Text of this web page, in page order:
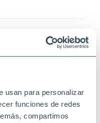
usan para personalizar
funciones de redes
compartimos